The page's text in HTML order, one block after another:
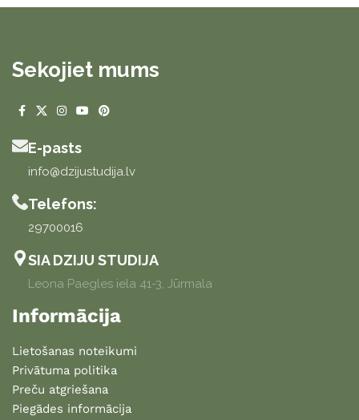
Sekojiet mums
E-pasts
info@dzijustudija.lv
Telefons:
29700016
SIA DZIJU STUDIJA
Leona Paegles iela 41-3, Jūrmala
Informācija
Lietošanas noteikumi
Privātuma politika
Preču atgriešana
Piegādes informācija